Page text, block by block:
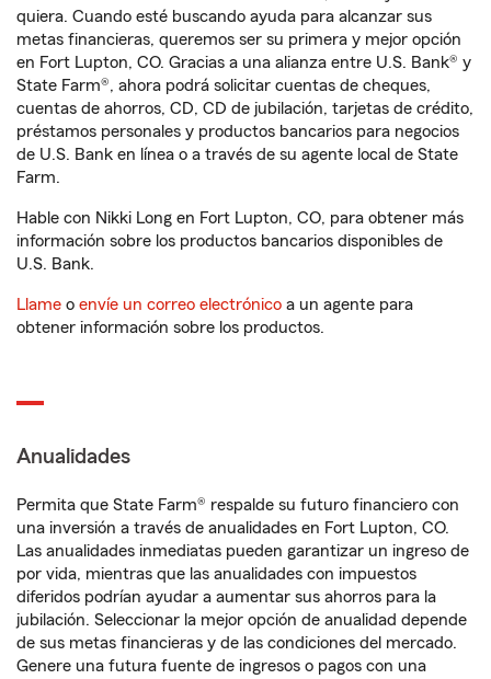
quiera. Cuando esté buscando ayuda para alcanzar sus
metas financieras, queremos ser su primera y mejor opción
en Fort Lupton, CO. Gracias a una alianza entre U.S. Bank® y
State Farm®, ahora podrá solicitar cuentas de cheques,
cuentas de ahorros, CD, CD de jubilación, tarjetas de crédito,
préstamos personales y productos bancarios para negocios
de U.S. Bank en línea o a través de su agente local de State
Farm.
Hable con Nikki Long en Fort Lupton, CO, para obtener más
información sobre los productos bancarios disponibles de
U.S. Bank.
Llame o envíe un correo electrónico a un agente para
obtener información sobre los productos.
Anualidades
Permita que State Farm® respalde su futuro financiero con
una inversión a través de anualidades en Fort Lupton, CO.
Las anualidades inmediatas pueden garantizar un ingreso de
por vida, mientras que las anualidades con impuestos
diferidos podrían ayudar a aumentar sus ahorros para la
jubilación. Seleccionar la mejor opción de anualidad depende
de sus metas financieras y de las condiciones del mercado.
Genere una futura fuente de ingresos o pagos con una